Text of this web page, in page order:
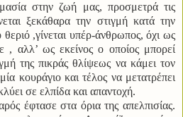
στην ζωή μας, προσμετρά τις
ξεκάθαρα την στιγμή κατά την
,γίνεται υπέρ-άνθρωπος, όχι ως
, αλλ’ ως εκείνος ο οποίος μπορεί
της πικράς θλίψεως να κάμει τον
κουράγιο και τέλος να μετατρέπει
σε ελπίδα και απαντοχή.
στα όρια της απελπισίας.